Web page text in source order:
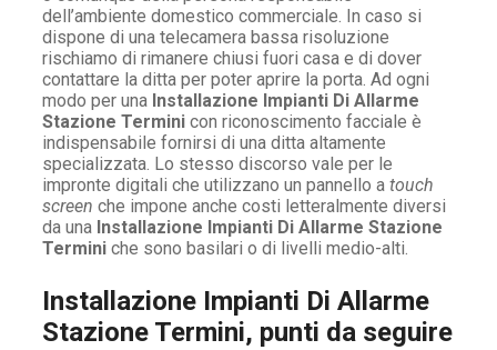
dell’ambiente domestico commerciale. In caso si
dispone di una telecamera bassa risoluzione
rischiamo di rimanere chiusi fuori casa e di dover
contattare la ditta per poter aprire la porta. Ad ogni
modo per una Installazione Impianti Di Allarme
Stazione Termini con riconoscimento facciale è
indispensabile fornirsi di una ditta altamente
specializzata. Lo stesso discorso vale per le
impronte digitali che utilizzano un pannello a touch
screen che impone anche costi letteralmente diversi
da una Installazione Impianti Di Allarme Stazione
Termini che sono basilari o di livelli medio-alti.
Installazione Impianti Di Allarme
Stazione Termini, punti da seguire